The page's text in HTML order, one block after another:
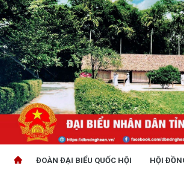
ĐOÀN ĐẠI BIỂU QUỐC HỘI HỘI